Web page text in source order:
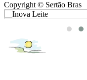
Copyright © Sertão Bras